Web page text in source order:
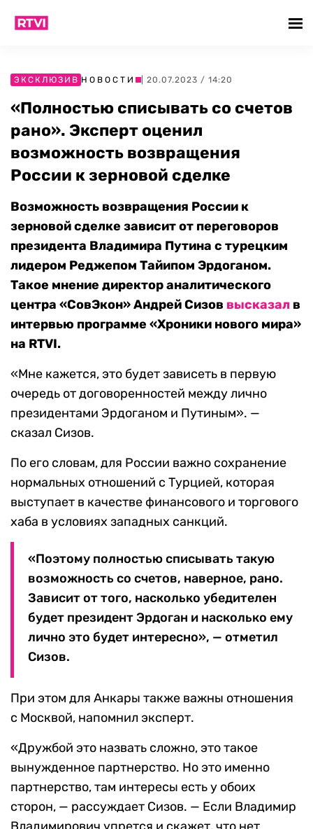
ЭКСКЛЮЗИВ НОВОСТИ | 20.07.2023 / 14:20
«Полностью списывать со счетов
рано». Эксперт оценил
возможность возвращения
России к зерновой сделке
Возможность возвращения России к
зерновой сделке зависит от переговоров
президента Владимира Путина с турецким
лидером Реджепом Тайипом Эрдоганом.
Такое мнение директор аналитического
центра «СовЭкон» Андрей Сизов высказал в
интервью программе «Хроники нового мира»
на RTVI.
«Мне кажется, это будет зависеть в первую
очередь от договоренностей между лично
президентами Эрдоганом и Путиным». —
сказал Сизов.
По его словам, для России важно сохранение
нормальных отношений с Турцией, которая
выступает в качестве финансового и торгового
хаба в условиях западных санкций.
«Поэтому полностью списывать такую
возможность со счетов, наверное, рано.
Зависит от того, насколько убедителен
будет президент Эрдоган и насколько ему
лично это будет интересно», — отметил
Сизов.
При этом для Анкары также важны отношения
с Москвой, напомнил эксперт.
«Дружбой это назвать сложно, это такое
вынужденное партнерство. Но это именно
партнерство, там интересы есть у обоих
сторон, — рассуждает Сизов. — Если Владимир